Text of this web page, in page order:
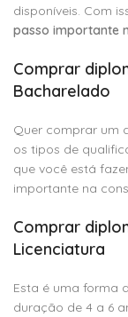
disponíveis. Com
passo importante
Comprar
Bacharelado
Quer comprar um
os tipos de
que você está
importante na
Comprar
Licenciatura
Esta é uma forma
duração de 4 a 6